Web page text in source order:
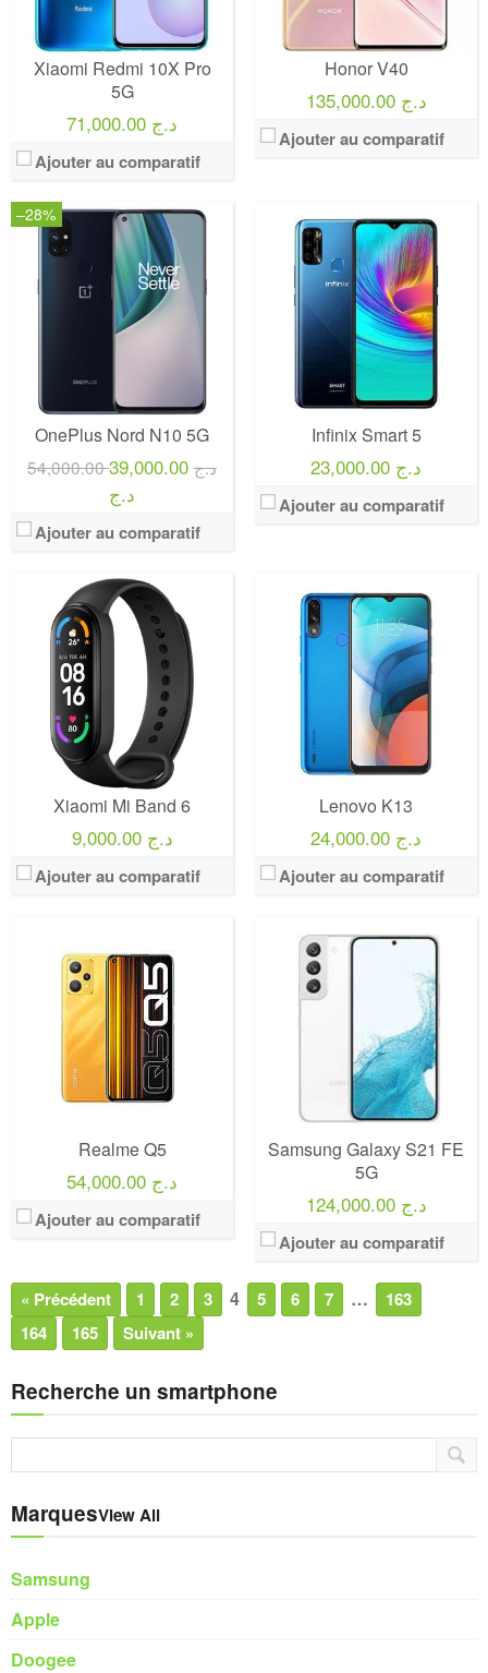
Xiaomi Redmi 10X Pro
5G
71,000.00 د.ج
Ajouter au comparatif
Honor V40
135,000.00 د.ج
Ajouter au comparatif
–28%
OnePlus Nord N10 5G
54,000.00 د.ج 39,000.00
د.ج
Ajouter au comparatif
Infinix Smart 5
23,000.00 د.ج
Ajouter au comparatif
Xiaomi Mi Band 6
9,000.00 د.ج
Ajouter au comparatif
Lenovo K13
24,000.00 د.ج
Ajouter au comparatif
Realme Q5
54,000.00 د.ج
Ajouter au comparatif
Samsung Galaxy S21 FE
5G
124,000.00 د.ج
Ajouter au comparatif
« Précédent 1 2 3 4 5 6 7 …
163
164
165 Suivant »
Recherche un smartphone
MarquesView All
Samsung
Apple
Doogee